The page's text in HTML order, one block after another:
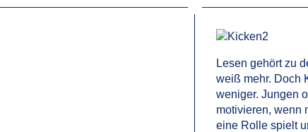
Lesen gehört zu
weiß mehr. Doch
weniger. Jungen
motivieren, wenn
eine Rolle spielt